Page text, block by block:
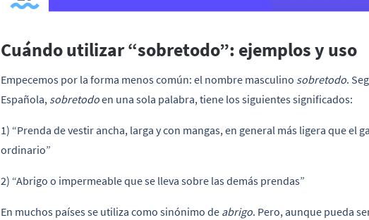
Cuándo utilizar “sobretodo”: ejemplos y uso
Empecemos por la forma menos común: el nombre masculino sobretodo.
Española, sobretodoen una sola palabra, tiene los siguientes significados:
1) “Prenda de vestir ancha, larga y con mangas, en general más ligera que el
ordinario”
2) “Abrigo o impermeable que se lleva sobre las demás prendas”
En muchos países se utiliza como sinónimo de abrigo. Pero, aunque pueda